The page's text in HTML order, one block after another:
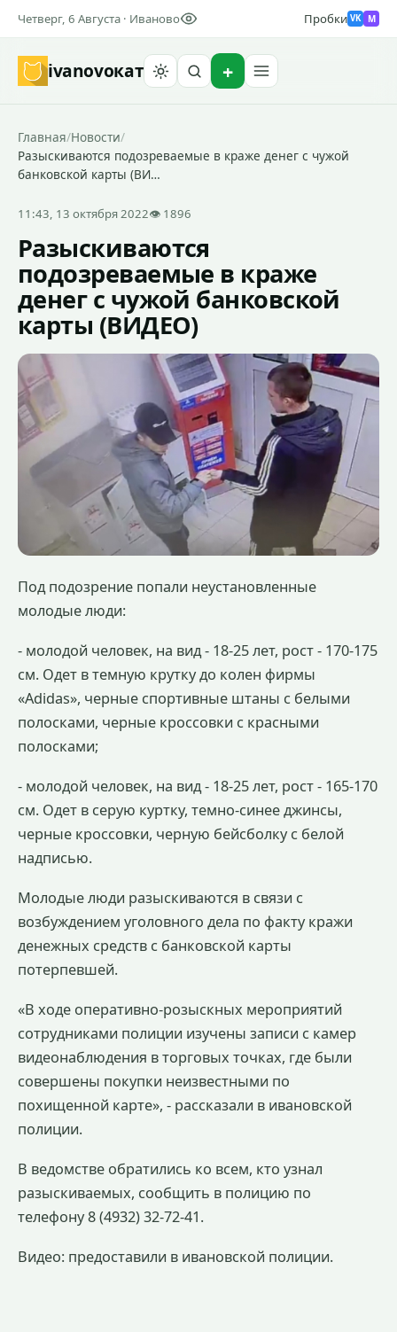
Четверг, 6 Августа · Иваново Пробки VK M
ivanovoкат
Главная/Новости/
Разыскиваются подозреваемые в краже денег с чужой
банковской карты (ВИ…
11:43, 13 октября 2022👁 1896
Разыскиваются
подозреваемые в краже
денег с чужой банковской
карты (ВИДЕО)
Под подозрение попали неустановленные
молодые люди:
- молодой человек, на вид - 18-25 лет, рост - 170-175
см. Одет в темную крутку до колен фирмы
«Adidas», черные спортивные штаны с белыми
полосками, черные кроссовки с красными
полосками;
- молодой человек, на вид - 18-25 лет, рост - 165-170
см. Одет в серую куртку, темно-синее джинсы,
черные кроссовки, черную бейсболку с белой
надписью.
Молодые люди разыскиваются в связи с
возбуждением уголовного дела по факту кражи
денежных средств с банковской карты
потерпевшей.
«В ходе оперативно-розыскных мероприятий
сотрудниками полиции изучены записи с камер
видеонаблюдения в торговых точках, где были
совершены покупки неизвестными по
похищенной карте», - рассказали в ивановской
полиции.
В ведомстве обратились ко всем, кто узнал
разыскиваемых, сообщить в полицию по
телефону 8 (4932) 32-72-41.
Видео: предоставили в ивановской полиции.